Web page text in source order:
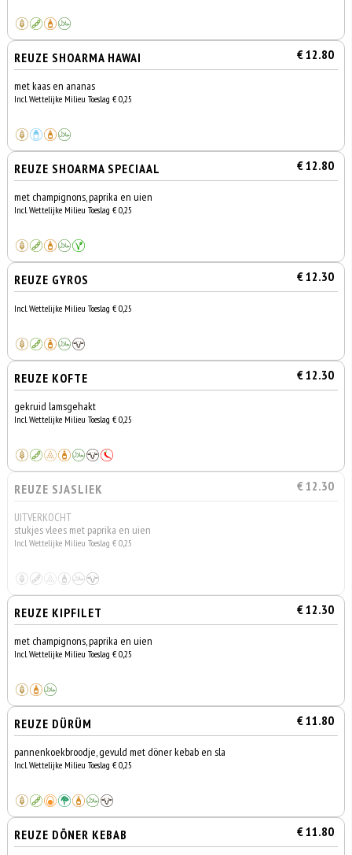
REUZE SHOARMA HAWAI € 12.80
met kaas en ananas
Incl. Wettelijke Milieu Toeslag € 0,25
REUZE SHOARMA SPECIAAL € 12.80
met champignons, paprika en uien
Incl. Wettelijke Milieu Toeslag € 0,25
REUZE GYROS € 12.30
Incl. Wettelijke Milieu Toeslag € 0,25
REUZE KOFTE € 12.30
gekruid lamsgehakt
Incl. Wettelijke Milieu Toeslag € 0,25
REUZE SJASLIEK € 12.30
UITVERKOCHT
stukjes vlees met paprika en uien
Incl. Wettelijke Milieu Toeslag € 0,25
REUZE KIPFILET € 12.30
met champignons, paprika en uien
Incl. Wettelijke Milieu Toeslag € 0,25
REUZE DÜRÜM € 11.80
pannenkoekbroodje, gevuld met döner kebab en sla
Incl. Wettelijke Milieu Toeslag € 0,25
REUZE DÖNER KEBAB € 11.80